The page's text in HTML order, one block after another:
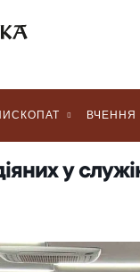
ВЧЕННЯ
у